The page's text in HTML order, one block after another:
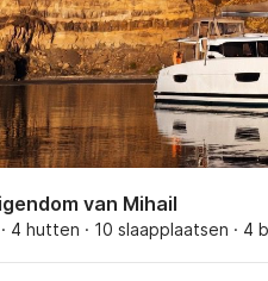
van Mihail
· 4 hutten · 10 slaapplaatsen · 4